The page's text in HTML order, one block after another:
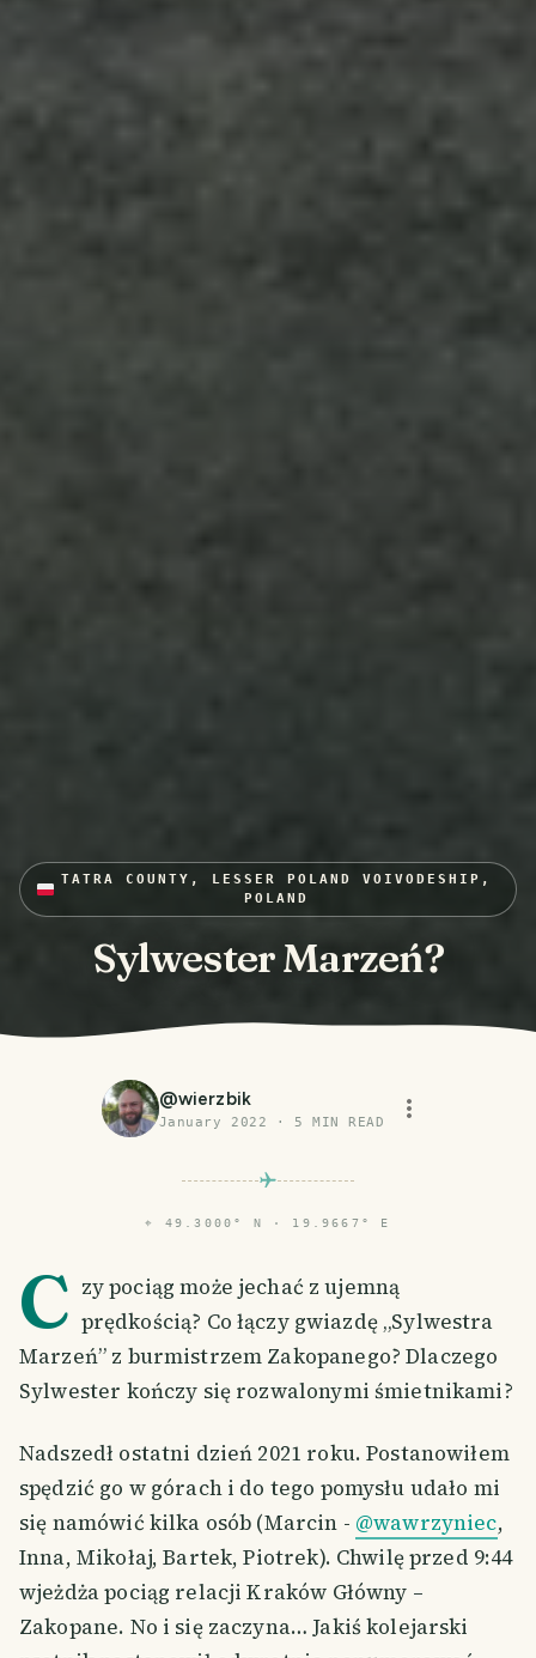
TATRA COUNTY, LESSER POLAND VOIVODESHIP,
POLAND
Sylwester Marzeń?
@wierzbik
January 2022 · 5 MIN READ
⌖ 49.3000° N · 19.9667° E
C zy pociąg może jechać z ujemną
prędkością? Co łączy gwiazdę „Sylwestra
Marzeń” z burmistrzem Zakopanego? Dlaczego
Sylwester kończy się rozwalonymi śmietnikami?
Nadszedł ostatni dzień 2021 roku. Postanowiłem
spędzić go w górach i do tego pomysłu udało mi
się namówić kilka osób (Marcin - @wawrzyniec,
Inna, Mikołaj, Bartek, Piotrek). Chwilę przed 9:44
wjeżdża pociąg relacji Kraków Główny –
Zakopane. No i się zaczyna… Jakiś kolejarski